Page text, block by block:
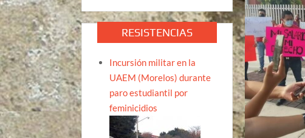
RESISTENCIAS
Incursión militar en la
UAEM (Morelos) durante
paro estudiantil por
feminicidios